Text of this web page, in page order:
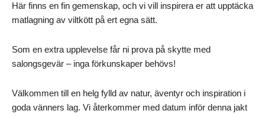
Här finns en fin gemenskap, och vi vill inspirera er att upptäcka
matlagning av viltkött på ert egna sätt.
Som en extra upplevelse får ni prova på skytte med
salongsgevär – inga förkunskaper behövs!
Välkommen till en helg fylld av natur, äventyr och inspiration i
goda vänners lag. Vi återkommer med datum inför denna jakt